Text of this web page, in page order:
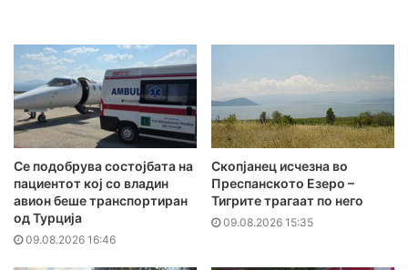
Се подобрува состојбата на
пациентот кој со владин
авион беше транспортиран
од Турција
09.08.2026 16:46
Скопјанец исчезна во
Преспанското Езеро –
Тигрите трагаат по него
09.08.2026 15:35